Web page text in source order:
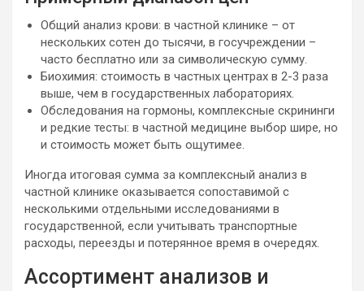
Общий анализ крови: в частной клинике – от
нескольких сотен до тысячи, в госучреждении –
часто бесплатно или за символическую сумму.
Биохимия: стоимость в частных центрах в 2-3 раза
выше, чем в государственных лабораториях.
Обследования на гормоны, комплексные скрининги
и редкие тесты: в частной медицине выбор шире, но
и стоимость может быть ощутимее.
Иногда итоговая сумма за комплексный анализ в
частной клинике оказывается сопоставимой с
несколькими отдельными исследованиями в
государственной, если учитывать транспортные
расходы, переезды и потерянное время в очередях.
Ассортимент анализов и